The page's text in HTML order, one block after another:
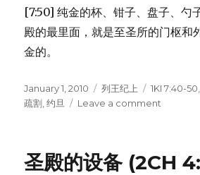
[7:50] 纯金的杯、钳子、盘子、勺
殿的最里面，就是至圣所的门枢和
金的。
Posted
on
January 1, 2010 Categories
列王纪上 Tags
1KI 7:40-50
疏割 ,约旦 Leave a comment
备
圣殿的设备 (2CH